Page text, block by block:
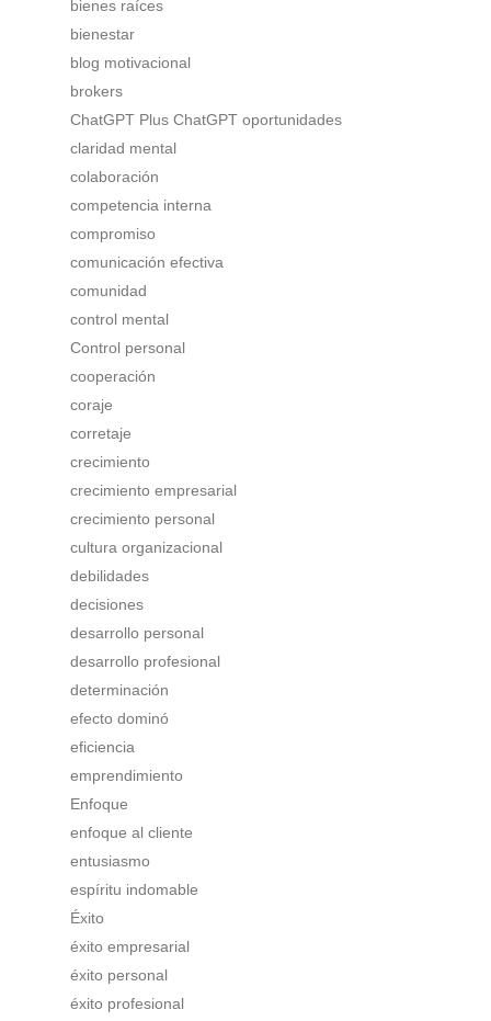
bienes raíces
bienestar
blog motivacional
brokers
ChatGPT Plus ChatGPT oportunidades
claridad mental
colaboración
competencia interna
compromiso
comunicación efectiva
comunidad
control mental
Control personal
cooperación
coraje
corretaje
crecimiento
crecimiento empresarial
crecimiento personal
cultura organizacional
debilidades
decisiones
desarrollo personal
desarrollo profesional
determinación
efecto dominó
eficiencia
emprendimiento
Enfoque
enfoque al cliente
entusiasmo
espíritu indomable
Éxito
éxito empresarial
éxito personal
éxito profesional